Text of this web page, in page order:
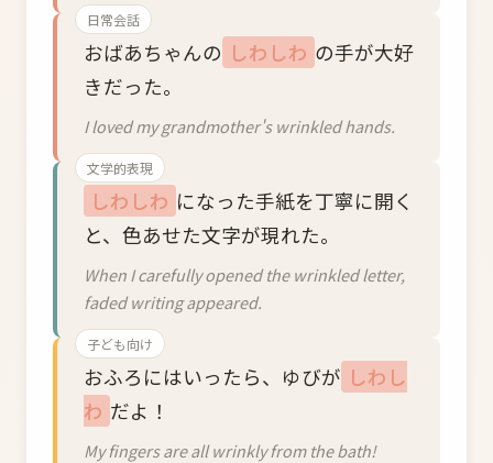
日常会話
おばあちゃんの しわしわ の手が大好
きだった。
I loved my grandmother's wrinkled hands.
文学的表現
しわしわ になった手紙を丁寧に開く
と、色あせた文字が現れた。
When I carefully opened the wrinkled letter,
faded writing appeared.
子ども向け
おふろにはいったら、ゆびが しわし
わ だよ！
My fingers are all wrinkly from the bath!